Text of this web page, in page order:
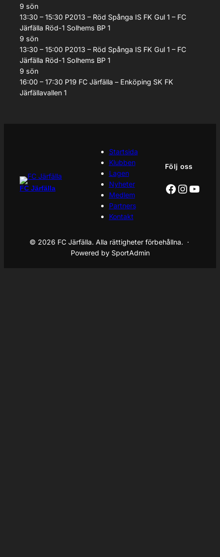
9 sön
13:30 – 15:30 P2013 – Röd Spånga IS FK Gul 1 – FC
Järfälla Röd-1 Solhems BP 1
9 sön
13:30 – 15:00 P2013 – Röd Spånga IS FK Gul 1 – FC
Järfälla Röd-1 Solhems BP 1
9 sön
16:00 – 17:30 P19 FC Järfälla – Enköping SK FK
Järfällavallen 1
FC Järfälla
Startsida
Klubben
Lagen
Nyheter
Medlem
Partners
Kontakt
Följ oss
Facebook
© 2026 FC Järfälla. Alla rättigheter förbehållna. ·
Powered by SportAdmin